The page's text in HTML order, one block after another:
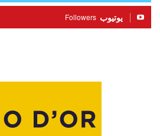
يوتيوب Followers